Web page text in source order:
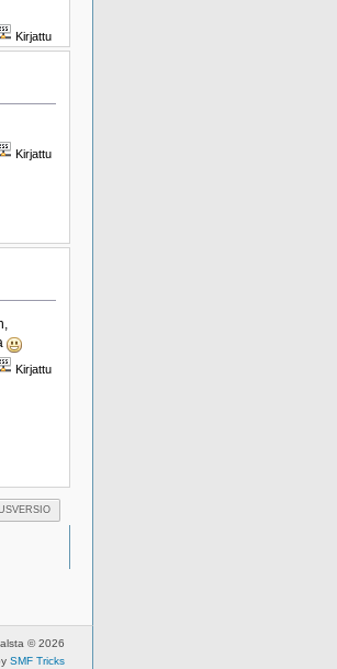
Kirjattu
Kirjattu
Kirjattu
© 2026
SMF Tricks